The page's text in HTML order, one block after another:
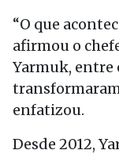
“O que
afirmou o
Yarmuk, entre
enfatizou.
Desde 2012,